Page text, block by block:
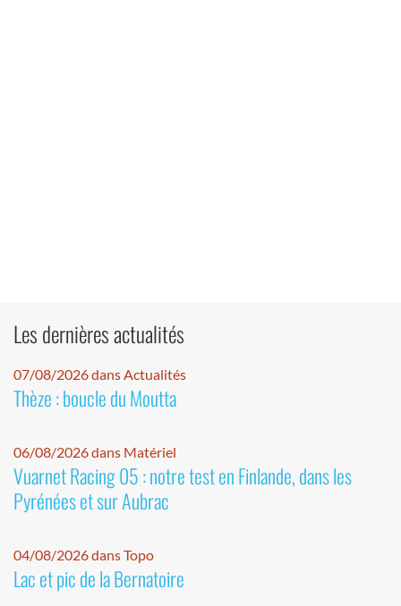
Les dernières actualités
07/08/2026 dans Actualités
Thèze : boucle du Moutta
06/08/2026 dans Matériel
Vuarnet Racing 05 : notre test en Finlande, dans les
Pyrénées et sur Aubrac
04/08/2026 dans Topo
Lac et pic de la Bernatoire